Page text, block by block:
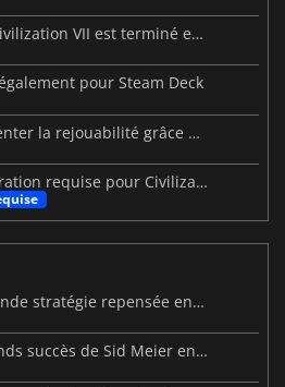
Le développement de Civilization VII est terminé et le jeu est prêt à être livré
pour Steam Deck
Civilization VII va augmenter la rejouabilité grâce à de nouvelles fonctionnalités
Firaxis révèle la configuration requise pour Civilization VII sur PC
Microcivilisation : la grande stratégie repensée en défi compact
Civilization VI et les grands succès de Sid Meier en bundle